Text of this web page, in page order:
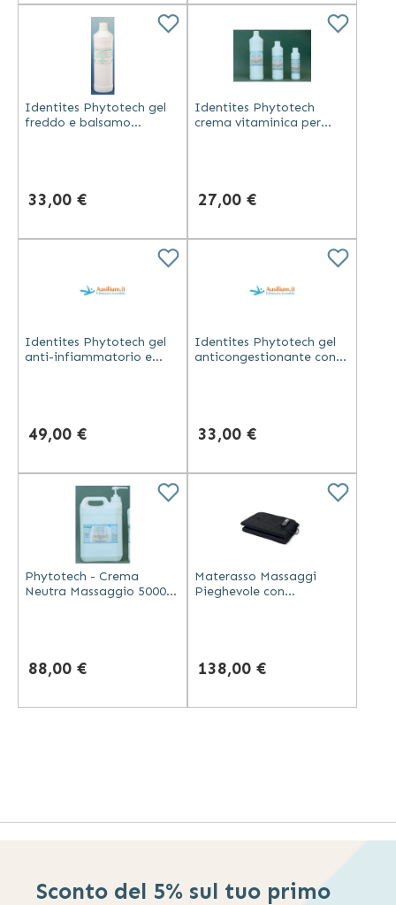
Identites Phytotech gel
freddo e balsamo
33,00 €
Identites Phytotech
crema vitaminica per
27,00 €
Identites Phytotech gel
anti-infiammatorio e
49,00 €
Identites Phytotech gel
anticongestionante con
33,00 €
Phytotech - Crema
Neutra Massaggio 5000
88,00 €
Materasso Massaggi
Pieghevole con
138,00 €
Sconto del 5% sul tuo primo